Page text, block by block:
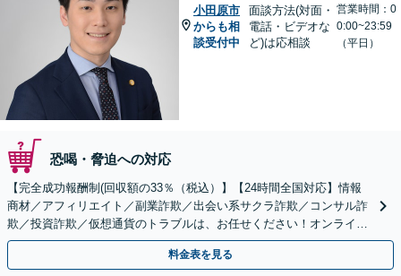
小田原市
からも相
談受付中
面談方法(対面・
電話・ビデオな
ど)は応相談
営業時間：0
0:00~23:59
（平日）
恐喝・脅迫への対応
【完全成功報酬制(回収額の33％（税込）】【24時間全国対応】情報
商材／アフィリエイト／副業詐欺／出会い系サクラ詐欺／コンサル詐
欺／投資詐欺／仮想通貨のトラブルは、お任せください！オンライン
のみで解決も可能！
料金表を見る